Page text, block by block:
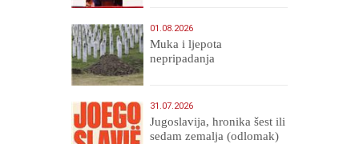
01.08.2026
Muka i ljepota
nepripadanja
31.07.2026
Jugoslavija, hronika šest ili
sedam zemalja (odlomak)